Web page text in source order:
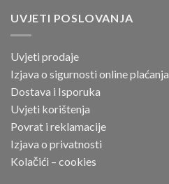
UVJETI POSLOVANJA
Uvjeti prodaje
Izjava o sigurnosti onlineplaćanja
Dostava i Isporuka
Uvjeti korištenja
Povrat i reklamacije
Izjava o privatnosti
Kolačići – cookies